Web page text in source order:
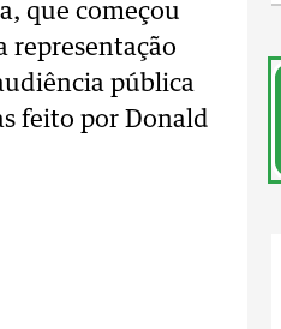
que começou
representação
pública
feito por Donald